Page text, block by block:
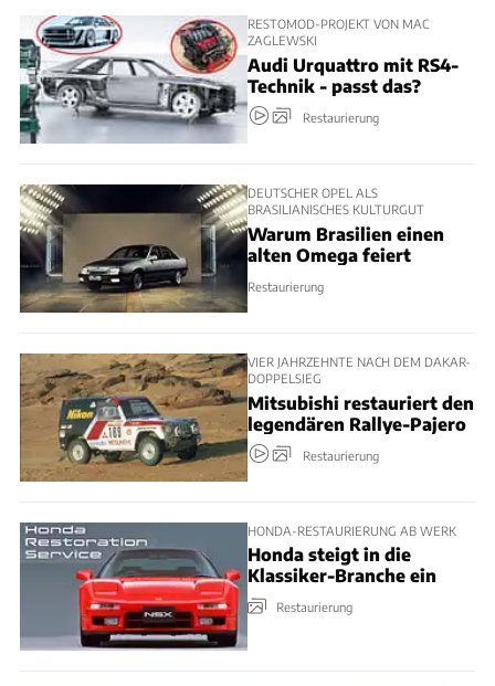
RESTOMOD-PROJEKT VON MAC
ZAGLEWSKI
Audi Urquattro mit RS4-
Technik - passt das?
Restaurierung
DEUTSCHER OPEL ALS
BRASILIANISCHES KULTURGUT
Warum Brasilien einen
alten Omega feiert
Restaurierung
VIER JAHRZEHNTE NACH DEM DAKAR-
DOPPELSIEG
Mitsubishi restauriert den
legendären Rallye-Pajero
Restaurierung
HONDA-RESTAURIERUNG AB WERK
Honda steigt in die
Klassiker-Branche ein
Restaurierung